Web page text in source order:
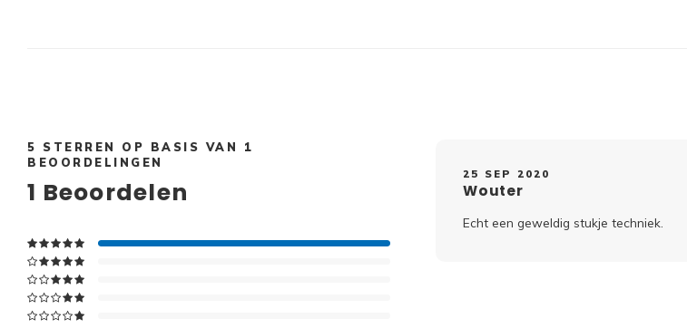
5 STERREN OP BASIS VAN 1
BEOORDELINGEN
1 Beoordelen
25 SEP 2020
Wouter
Echt een geweldig stukje techniek.